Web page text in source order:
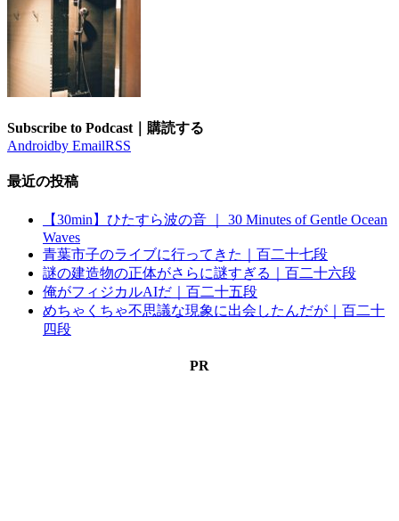
Subscribe to Podcast｜購読する
Androidby EmailRSS
最近の投稿
【30min】ひたすら波の音 ｜ 30 Minutes of Gentle Ocean
Waves
青葉市子のライブに行ってきた｜百二十七段
謎の建造物の正体がさらに謎すぎる｜百二十六段
俺がフィジカルAIだ｜百二十五段
めちゃくちゃ不思議な現象に出会したんだが｜百二十
四段
PR